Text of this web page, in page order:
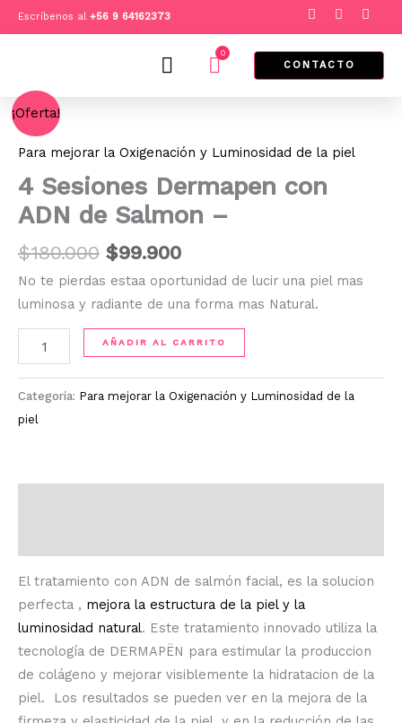
al
Escríbenos al +56 9 64162373
F
a
c
e
b
o
I
n
s
t
a
g
T
i
k
t
k
0
Cart CONTACTO
¡Oferta!
Para mejorar la Oxigenación y Luminosidad de la piel
4 Sesiones Dermapen con
ADN de Salmon –
$180.000
original
era:
$180.000.
$99.900
actual
es:
$99.900.
No te pierdas estaa oportunidad de lucir una piel mas
luminosa y radiante de una forma mas Natural.
Sesiones
Dermapen
con
ADN
de
Salmon
cantidad
AÑADIR AL CARRITO
Categoría: Para mejorar la Oxigenación y Luminosidad de la
piel
El tratamiento con ADN de salmón facial, es la solucion
perfecta , mejora la estructura de la piel y la
luminosidad natural. Este tratamiento innovado utiliza la
tecnología de DERMAPËN para estimular la produccion
de colágeno y mejorar visiblemente la hidratacion de la
piel.
Los resultados se pueden ver en la mejora de la